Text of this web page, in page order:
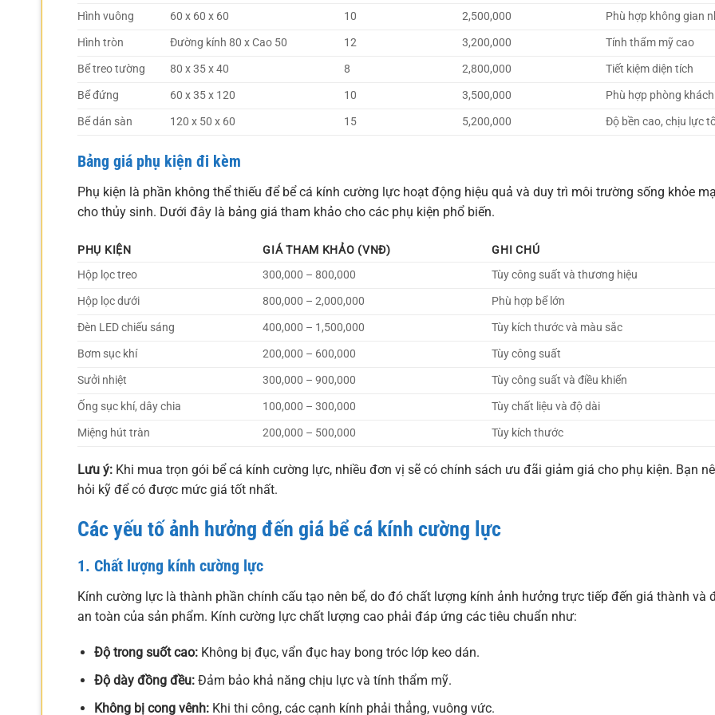
Hình vuông
60 x 60 x 60 10 2,500,000
Phù hợp không gian
Hình tròn
Đường kính 80 x Cao 50 12 3,200,000
Tính thẩm mỹ cao
Bể treo tường
80 x 35 x 40 8 2,800,000
Tiết kiệm diện tích
Bể đứng
60 x 35 x 120 10 3,500,000
Phù hợp phòng
Bể dán sàn
120 x 50 x 60 15 5,200,000 Độ bền cao, chịu lực
Bảng giá phụ kiện đi kèm
Phụ kiện là phần không thể thiếu để bể cá kính cường lực hoạt động hiệu quả và duy trì môi trường sống khỏe
cho thủy sinh. Dưới đây là bảng giá tham khảo cho các phụ kiện phổ biến.
PHỤ KIỆN GIÁ THAM KHẢO (VNĐ)
GHI CHÚ
Hộp lọc treo
300,000 – 800,000
Tùy công suất và thương hiệu
Hộp lọc dưới
800,000 – 2,000,000
Phù hợp bể lớn
Đèn LED chiếu sáng
400,000 – 1,500,000
Tùy kích thước và màu sắc
Bơm sục khí
200,000 – 600,000
Tùy công suất
Sưởi nhiệt
300,000 – 900,000
Tùy công suất và điều khiển
Ống sục khí, dây chia
100,000 – 300,000
Tùy chất liệu và độ dài
Miệng hút tràn
200,000 – 500,000 Tùy kích thước
Lưu ý: Khi mua trọn gói bể cá kính cường lực, nhiều đơn vị sẽ có chính sách ưu đãi giảm giá cho phụ kiện. Bạn
hỏi kỹ để có được mức giá tốt nhất.
Các yếu tố ảnh hưởng đến giá bể cá kính cường lực
1. Chất lượng kính cường lực
Kính cường lực là thành phần chính cấu tạo nên bể, do đó chất lượng kính ảnh hưởng trực tiếp đến giá thành và
an toàn của sản phẩm. Kính cường lực chất lượng cao phải đáp ứng các tiêu chuẩn như:
Độ trong suốt cao:Không bị đục, vẩn đục hay bong tróc lớp keo dán.
Độ dày đồng đều:Đảm bảo khả năng chịu lực và tính thẩm mỹ.
Không bị cong vênh:Khi thi công, các cạnh kính phải thẳng, vuông vức.